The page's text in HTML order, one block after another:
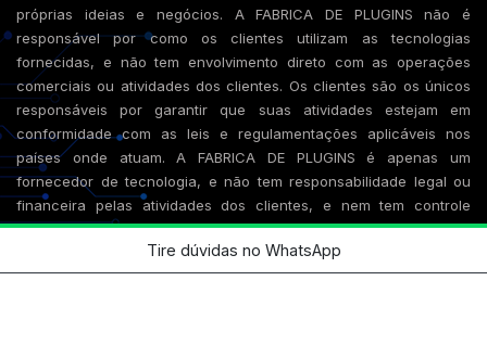
próprias ideias e negócios. A FABRICA DE PLUGINS não é
responsável por como os clientes utilizam as tecnologias
fornecidas, e não tem envolvimento direto com as operações
comerciais ou atividades dos clientes. Os clientes são os únicos
responsáveis por garantir que suas atividades estejam em
conformidade com as leis e regulamentações aplicáveis nos
países onde atuam. A FABRICA DE PLUGINS é apenas um
fornecedor de tecnologia, e não tem responsabilidade legal ou
financeira pelas atividades dos clientes, e nem tem controle
sobre as destinações finais das tecnologias que desenvolvemos,
e temos boa fé de que os compradores tem as autorizações ou
habilitações para os fins que esses tenham.
Tire dúvidas no WhatsApp